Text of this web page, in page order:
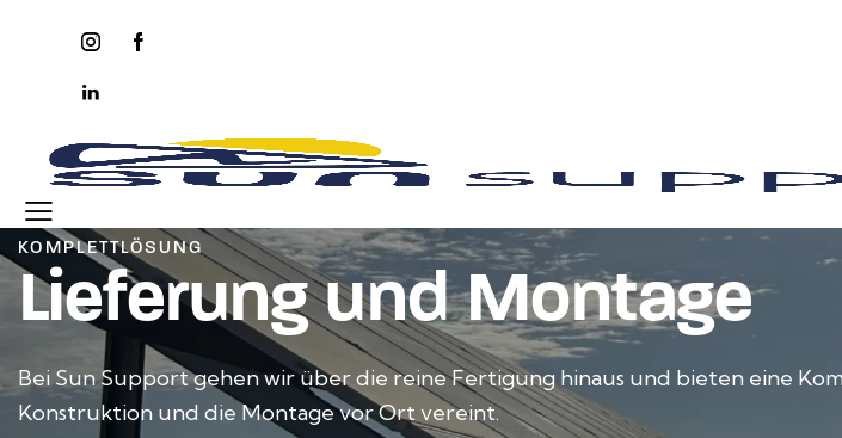
instagramfacebook-
linkedin
KOMPLETTLÖSUNG
Lieferung und Montage
Bei Sun Support gehen wir über die reine Fertigung hinaus und bieten eine
Konstruktion und die Montage vor Ort vereint.